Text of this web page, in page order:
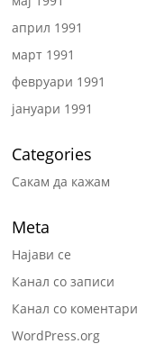
април 1991
март 1991
февруари 1991
јануари 1991
Categories
Сакам да кажам
Meta
Најави се
Канал со записи
Канал со коментари
WordPress.org